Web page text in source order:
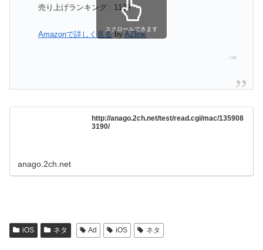
売り上げランキング : 1139
Amazonで詳しく見るby AZlink
スクロールできます
http://anago.2ch.net/test/read.cgi/mac/135908
3190/
anago.2ch.net
iOS ネタ Ad iOS ネタ